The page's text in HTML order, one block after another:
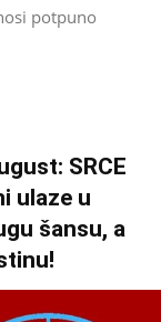
potpuno
SRCE
ulaze u
šansu, a